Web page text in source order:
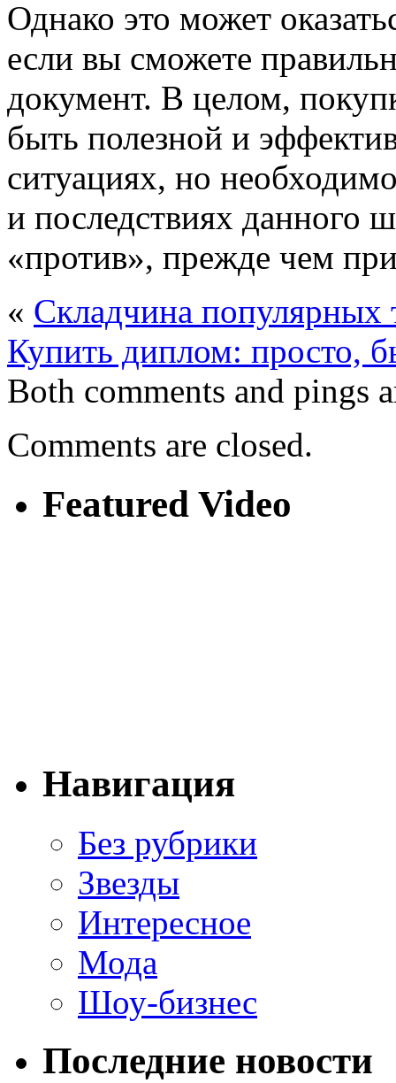
Однако это может
если вы сможете
документ. В целом,
быть полезной и
ситуациях, но
и последствиях данного
«против», прежде чем
« Складчина популярных
Купить диплом: просто,
Both comments and pings
Comments are closed.
Featured Video
Навигация
Без рубрики
Звезды
Интересное
Мода
Шоу-бизнес
Последние новости